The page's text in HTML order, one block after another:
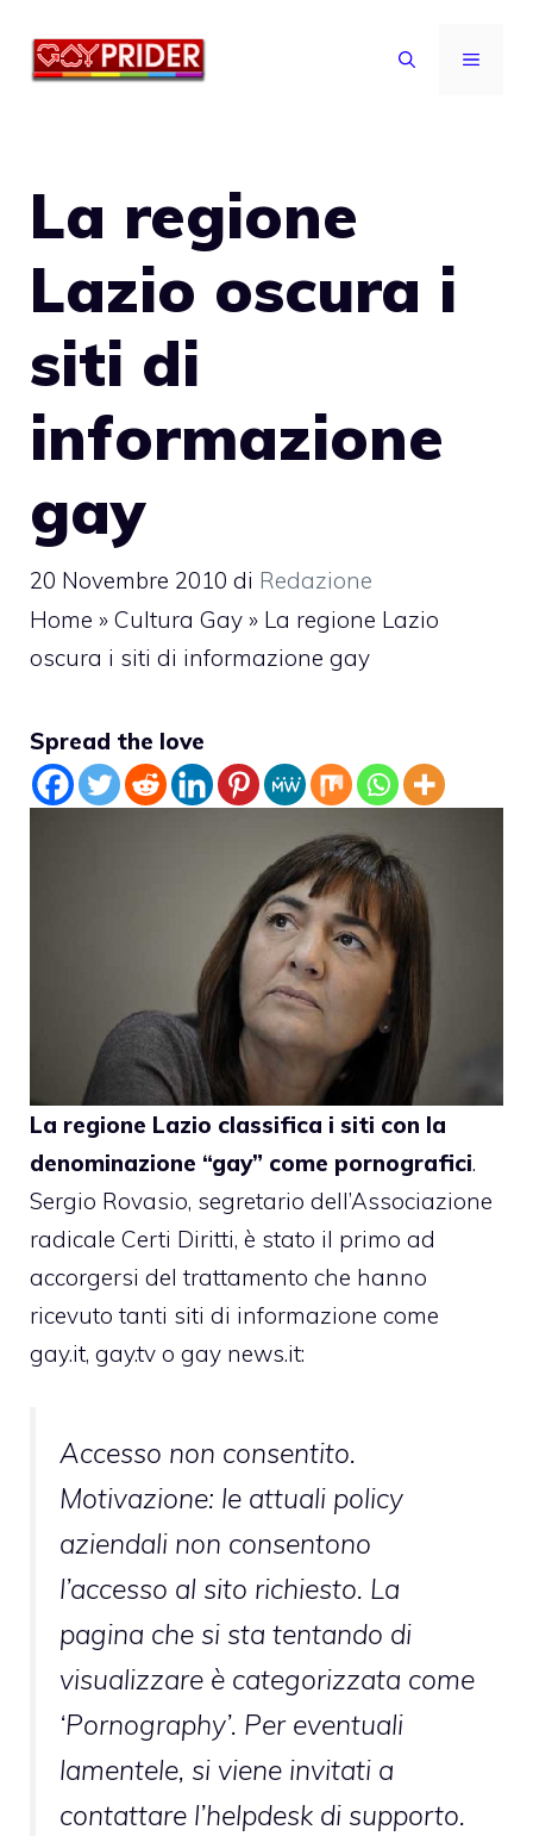
MENU
La regione
Lazio oscura i
siti di
informazione
gay
20 Novembre 2010 di Redazione
Home » Cultura Gay » La regione Lazio
oscura i siti di informazione gay
Spread the love
La regione Lazio classifica i siti con la
denominazione “gay” come pornografici.
Sergio Rovasio, segretario dell’Associazione
radicale Certi Diritti, è stato il primo ad
accorgersi del trattamento che hanno
ricevuto tanti siti di informazione come
gay.it, gay.tv o gay news.it:
Accesso non consentito.
Motivazione: le attuali policy
aziendali non consentono
l’accesso al sito richiesto. La
pagina che si sta tentando di
visualizzare è categorizzata come
‘Pornography’. Per eventuali
lamentele, si viene invitati a
contattare l’helpdesk di supporto.